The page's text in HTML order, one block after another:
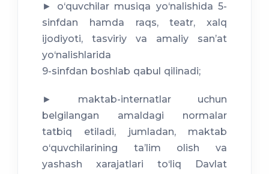
► o‘quvchilar musiqa yo‘nalishida 5-
sinfdan hamda raqs, teatr, xalq
ijodiyoti, tasviriy va amaliy sanʼat
yo‘nalishlarida
9-sinfdan boshlab qabul qilinadi;
► maktab-internatlar uchun
belgilangan amaldagi normalar
tatbiq etiladi, jumladan, maktab
o‘quvchilarining taʼlim olish va
yashash xarajatlari to‘liq Davlat